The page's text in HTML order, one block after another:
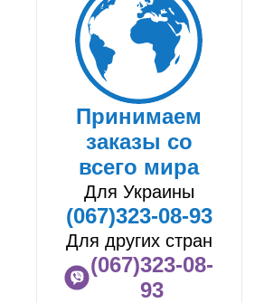
Принимаем
заказы со
всего мира
Для Украины
(067)323-08-93
Для других стран
(067)323-08-
93